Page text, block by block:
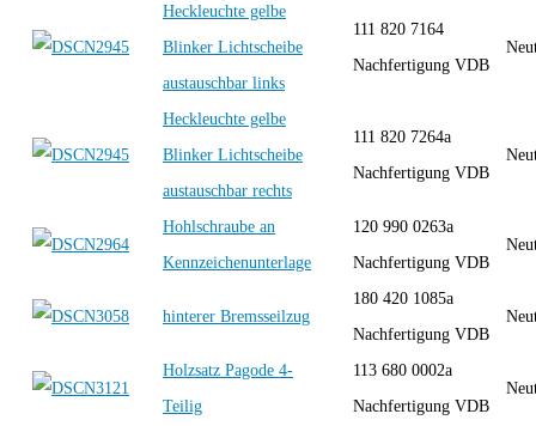
Heckleuchte gelbe
Blinker Lichtscheibe
austauschbar links
111 820 7164
Nachfertigung VDB
Heckleuchte gelbe
Blinker Lichtscheibe
austauschbar rechts
111 820 7264a
Nachfertigung VDB
Hohlschraube an
Kennzeichenunterlage
120 990 0263a
Nachfertigung VDB
hinterer Bremsseilzug
180 420 1085a
Nachfertigung VDB
Holzsatz Pagode 4-
Teilig
113 680 0002a
Nachfertigung VDB